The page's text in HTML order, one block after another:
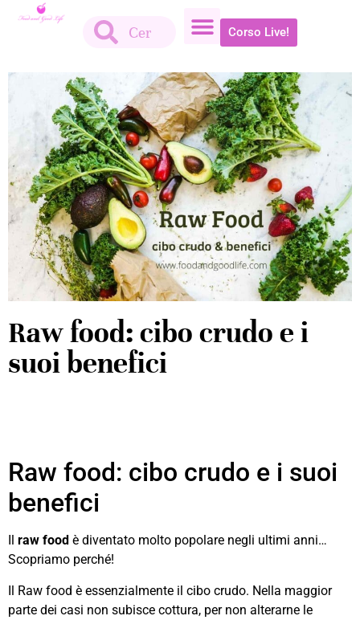
Corso Live!
Raw food: cibo crudo e i
suoi benefici
Raw food: cibo crudo e i suoi
benefici
raw food è diventato molto popolare negli ultimi anni…
Scopriamo perché!
Il Raw food è essenzialmente il cibo crudo. Nella maggior
parte dei casi non subisce cottura, per non alterarne le